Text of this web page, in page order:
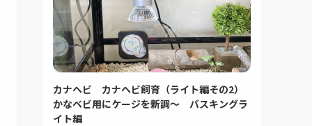
カナヘビ カナヘビ飼育（ライト編その2）
かなベビ用にケージを新調～ バスキングラ
イト編